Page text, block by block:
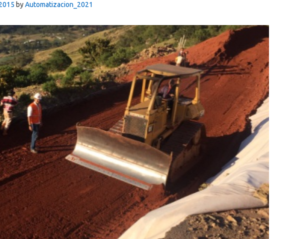
byAutomatizacion_2021